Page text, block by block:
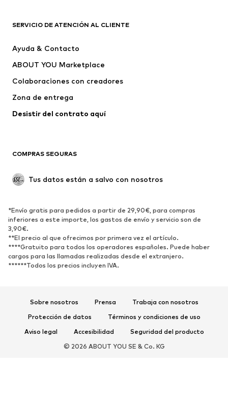
PUMA
ADIDAS SPORTSWEAR
COLOR KIDS
SERVICIO DE ATENCIÓN AL CLIENTE
Ayuda & Contacto
ABOUT YOU Marketplace
Colaboraciones con creadores
Zona de entrega
Desistir del contrato aquí
COMPRAS SEGURAS
Tus datos están a salvo con nosotros
*Envío gratis para pedidos a partir de 29,90€, para compras
inferiores a este importe, los gastos de envío y servicio son de
3,90€.
**El precio al que ofrecimos por primera vez el artículo.
****Gratuito para todos los operadores españoles. Puede haber
cargos para las llamadas realizadas desde el extranjero.
******Todos los precios incluyen IVA.
Sobre nosotros Prensa
Trabaja con nosotros
Protección de datos
Términos y condiciones de uso
Aviso legal
Accesibilidad
Seguridad del producto
© 2026 ABOUT YOU SE & Co. KG